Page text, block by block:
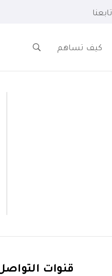
تابعنا
كيف تساهم
قنوات